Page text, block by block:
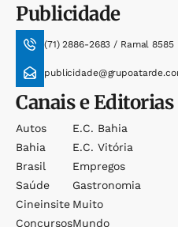
Publicidade
(71) 2886-2683 / Ramal 8585
Canais e Editorias
Autos
Bahia
Brasil
Saúde
Cineinsite
Concursos
E.c. Bahia
E.c. Vitória
Empregos
Gastronomia
Muito
Mundo